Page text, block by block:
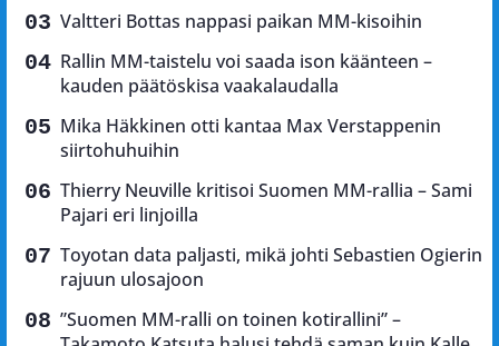
Valtteri Bottas nappasi paikan MM-kisoihin
Rallin MM-taistelu voi saada ison käänteen –
kauden päätöskisa vaakalaudalla
Mika Häkkinen otti kantaa Max Verstappenin
siirtohuhuihin
Thierry Neuville kritisoi Suomen MM-rallia – Sami
Pajari eri linjoilla
Toyotan data paljasti, mikä johti Sebastien Ogierin
rajuun ulosajoon
”Suomen MM-ralli on toinen kotirallini” –